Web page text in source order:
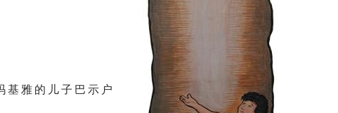
基 雅 的 儿 子 巴 示 户